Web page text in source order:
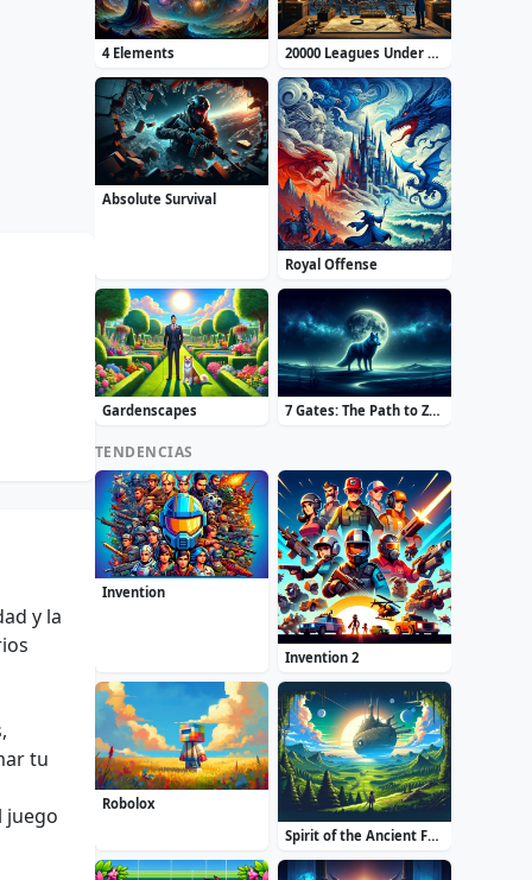
y la
tu
juego
4 Elements 20000 Leagues Under the Sea: Captain Nemo
Absolute Survival
Royal Offense
Gardenscapes 7 Gates: The Path to Zamolxes
TENDENCIAS
Invention
Invention 2
Robolox
Spirit of the Ancient Forest